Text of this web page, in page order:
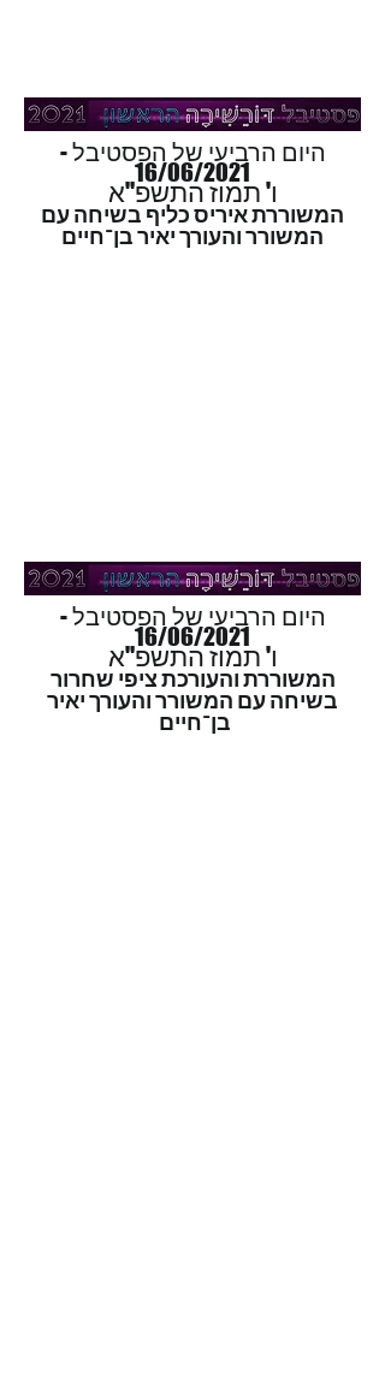
היום הרביעי של הפסטיבל -
16/06/2021
ו' תמוז התשפ"א
המשוררת איריס כליף בשיחה עם
המשורר והעורך יאיר בן־חיים
היום הרביעי של הפסטיבל -
16/06/2021
ו' תמוז התשפ"א
המשוררת והעורכת ציפי שחרור
בשיחה עם המשורר והעורך יאיר
בן־חיים